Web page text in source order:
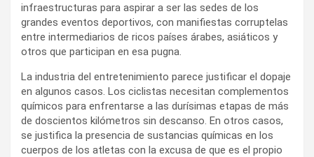
infraestructuras para aspirar a ser las sedes de los
grandes eventos deportivos, con manifiestas corruptelas
entre intermediarios de ricos países árabes, asiáticos y
otros que participan en esa pugna.
La industria del entretenimiento parece justificar el dopaje
en algunos casos. Los ciclistas necesitan complementos
químicos para enfrentarse a las durísimas etapas de más
de doscientos kilómetros sin descanso. En otros casos,
se justifica la presencia de sustancias químicas en los
cuerpos de los atletas con la excusa de que es el propio